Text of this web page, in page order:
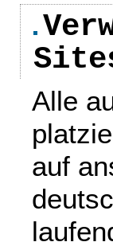
Alle
auf